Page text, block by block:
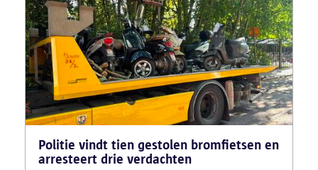
Politie vindt tien gestolen bromfietsen en
arresteert drie verdachten